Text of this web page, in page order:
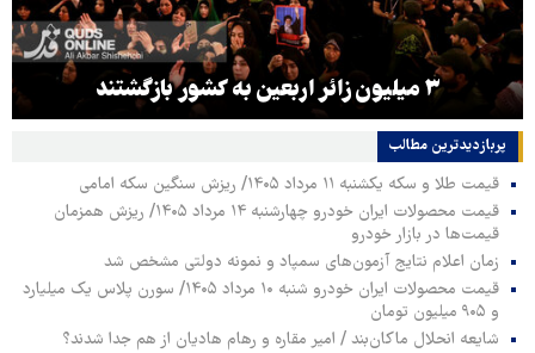
۳ میلیون زائر اربعین به کشور بازگشتند
پربازدیدترین‌ مطالب
قیمت طلا و سکه یکشنبه ۱۱ مرداد ۱۴۰۵/ ریزش سنگین سکه امامی
قیمت محصولات ایران خودرو چهارشنبه ۱۴ مرداد ۱۴۰۵/ ریزش همزمان
قیمت‌ها در بازار خودرو
زمان اعلام نتایج آزمون‌های سمپاد و نمونه دولتی مشخص شد
قیمت محصولات ایران خودرو شنبه ۱۰ مرداد ۱۴۰۵/ سورن پلاس یک میلیارد
و ۹۰۵ میلیون تومان
شایعه انحلال ماکان‌بند / امیر مقاره و رهام هادیان از هم جدا شدند؟